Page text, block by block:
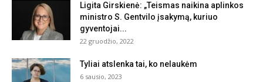
Ligita Girskienė: „Teismas naikina aplinkos
ministro S. Gentvilo įsakymą, kuriuo
gyventojai...
22 gruodžio, 2022
Tyliai atslenka tai, ko nelaukėm
6 sausio, 2023